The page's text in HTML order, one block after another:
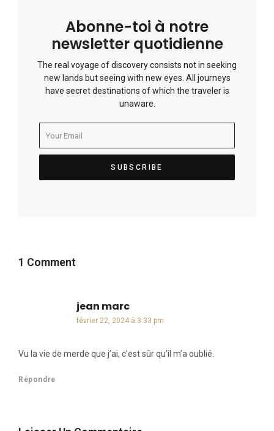
Abonne-toi à notre
newsletter quotidienne
The real voyage of discovery consists not in seeking
new lands but seeing with new eyes. All journeys
have secret destinations of which the traveler is
unaware.
1 Comment
jean marcdit :
février 22, 2024 à 3:33 pm
Vu la vie de merde que j’ai, c’est sûr qu’il m’a oublié.
Répondre